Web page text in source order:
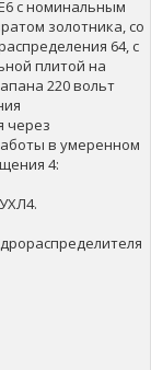
с номинальным
золотника, со
64, с
плитой на
220 вольт
через
в умеренном
4: